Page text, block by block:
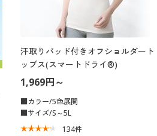
汗取りパッド付きオフショルダート
ップス(スマートドライ®)
1,969円～
■カラー/5色展開
■サイズ/S～5L
134件